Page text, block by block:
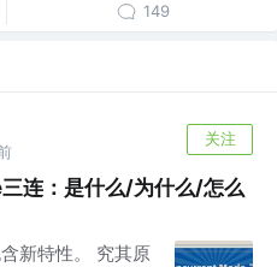
149
关注
连：是什么/为什么/怎么
新特性。 究其原